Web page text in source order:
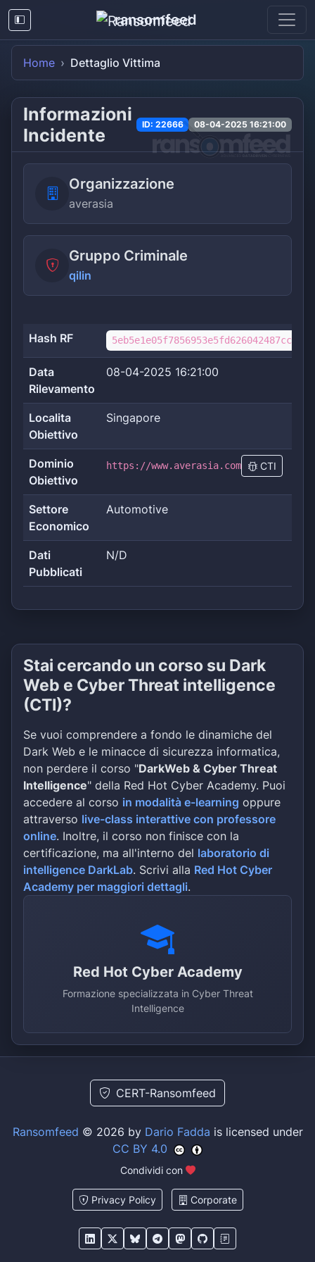
ransomfeed
Home Dettaglio Vittima
Informazioni
Incidente
ID: 22666 08-04-2025 16:21:00
Organizzazione
averasia
Gruppo Criminale
qilin
Hash RF
Data
Rilevamento
08-04-2025 16:21:00
Localita
Obiettivo
Singapore
Dominio
Obiettivo
https://www.averasia.com CTI
Settore
Economico
Automotive
Dati
Pubblicati
N/D
Stai cercando un corso su Dark
Web e Cyber Threat intelligence
(CTI)?
Se vuoi comprendere a fondo le dinamiche del
Dark Web e le minacce di sicurezza informatica,
non perdere il corso "DarkWeb & Cyber Threat
Intelligence" della Red Hot Cyber Academy. Puoi
accedere al corso in modalità e-learning oppure
attraverso live-class interattive con professore
online. Inoltre, il corso non finisce con la
certificazione, ma all'interno del laboratorio di
intelligence DarkLab. Scrivi alla Red Hot Cyber
Academy per maggiori dettagli.
Red Hot Cyber Academy
Formazione specializzata in Cyber Threat
Intelligence
CERT-Ransomfeed
Ransomfeed © 2026 by Dario Fadda is licensed under
CC BY 4.0
Condividi con
Privacy Policy Corporate